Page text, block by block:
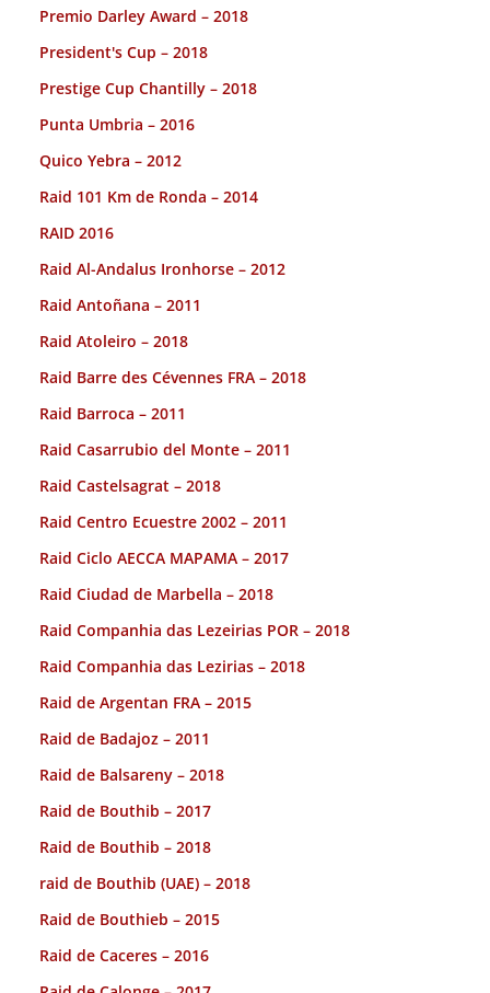
Premio Darley Award – 2018
President's Cup – 2018
Prestige Cup Chantilly – 2018
Punta Umbria – 2016
Quico Yebra – 2012
Raid 101 Km de Ronda – 2014
RAID 2016
Raid Al-Andalus Ironhorse – 2012
Raid Antoñana – 2011
Raid Atoleiro – 2018
Raid Barre des Cévennes FRA – 2018
Raid Barroca – 2011
Raid Casarrubio del Monte – 2011
Raid Castelsagrat – 2018
Raid Centro Ecuestre 2002 – 2011
Raid Ciclo AECCA MAPAMA – 2017
Raid Ciudad de Marbella – 2018
Raid Companhia das Lezeirias POR – 2018
Raid Companhia das Lezirias – 2018
Raid de Argentan FRA – 2015
Raid de Badajoz – 2011
Raid de Balsareny – 2018
Raid de Bouthib – 2017
Raid de Bouthib – 2018
raid de Bouthib (UAE) – 2018
Raid de Bouthieb – 2015
Raid de Caceres – 2016